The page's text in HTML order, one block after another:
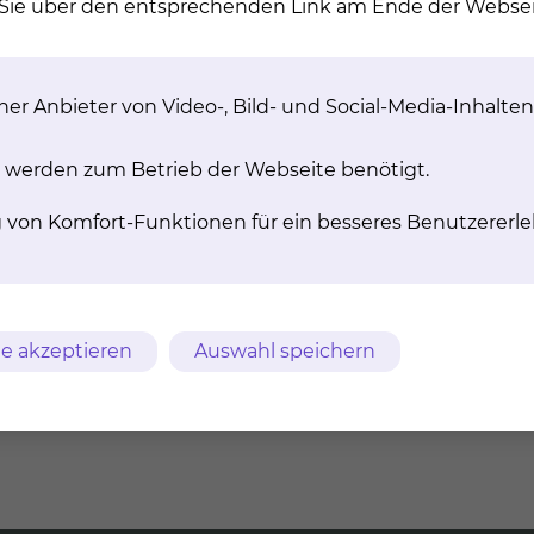
werden täglich Blutbilder
über den entsprechenden Link am Ende der
Anbieter von Video-, Bild- und Social-Media-
werden zum Betrieb der Webseite benötigt.
Komfort-Funktionen für ein besseres
akzeptieren Auswahl speichern